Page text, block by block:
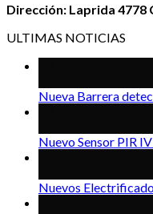
Dirección: Laprida 4778
ULTIMAS NOTICIAS
Nueva Barrera
Nuevo Sensor PIR
Nuevos